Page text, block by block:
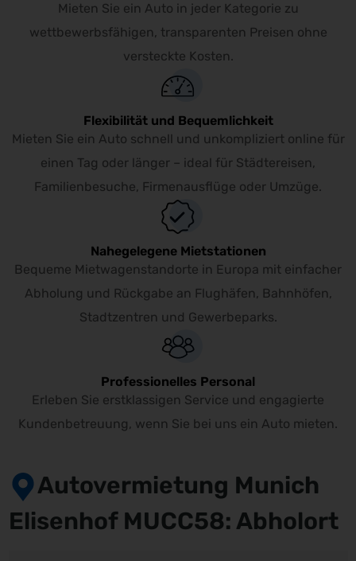
Mieten Sie ein Auto in jeder Kategorie zu
wettbewerbsfähigen, transparenten Preisen ohne
versteckte Kosten.
Flexibilität und Bequemlichkeit
Mieten Sie ein Auto schnell und unkompliziert online für
einen Tag oder länger – ideal für Städtereisen,
Familienbesuche, Firmenausflüge oder Umzüge.
Nahegelegene Mietstationen
Bequeme Mietwagenstandorte in Europa mit einfacher
Abholung und Rückgabe an Flughäfen, Bahnhöfen,
Stadtzentren und Gewerbeparks.
Professionelles Personal
Erleben Sie erstklassigen Service und engagierte
Kundenbetreuung, wenn Sie bei uns ein Auto mieten.
Autovermietung Munich
Elisenhof MUCC58: Abholort